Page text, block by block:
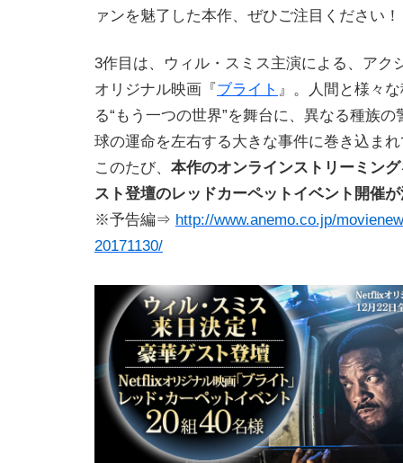
ァンを魅了した本作、ぜひご注目ください！
3作目は、ウィル・スミス主演による、アク
オリジナル映画『ブライト 』。人間と様々
る“もう一つの世界”を舞台に、異なる種族
球の運命を左右する大きな事件に巻き込ま
このたび、 本作のオンラインストリーミン
スト登壇のレッドカーペットイベント開催
※予告編⇒ http://www.anemo.co.jp/
20171130/